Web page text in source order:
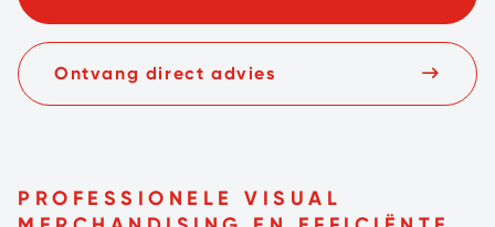
Ontvang direct advies
PROFESSIONELE VISUAL